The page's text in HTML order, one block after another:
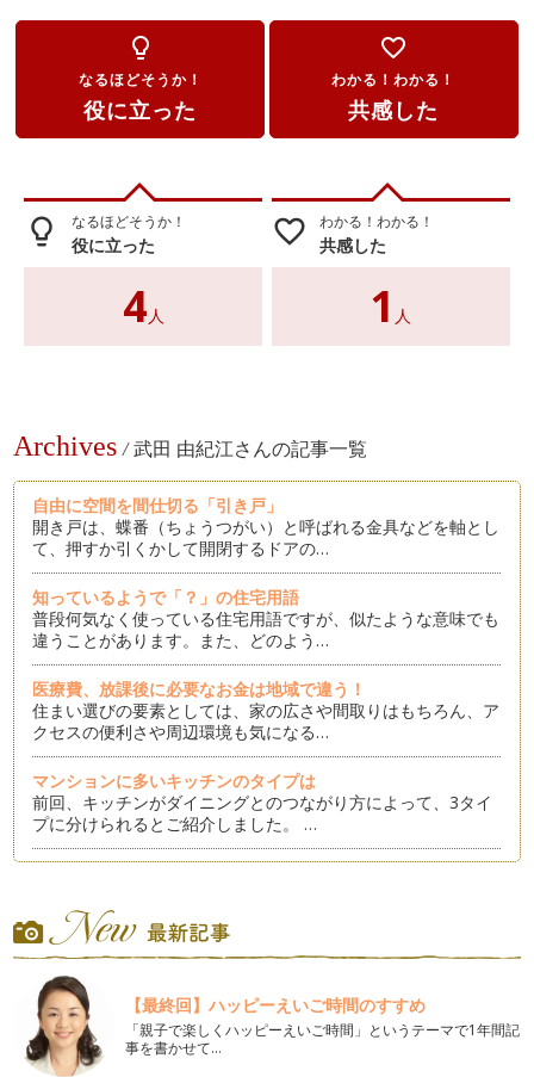
lightbulb_outline
なるほどそうか！
役に立った
favorite_border
わかる！わかる！
共感した
lightbulb_outline なるほどそうか！
役に立った
4 人
favorite_border わかる！わかる！
共感した
1 人
Archives / 武田 由紀江さんの記事一覧
自由に空間を間仕切る「引き戸」
開き戸は、蝶番（ちょうつがい）と呼ばれる金具などを軸とし
て、押すか引くかして開閉するドアの…
知っているようで「？」の住宅用語
普段何気なく使っている住宅用語ですが、似たような意味でも
違うことがあります。また、どのよう…
医療費、放課後に必要なお金は地域で違う！
住まい選びの要素としては、家の広さや間取りはもちろん、ア
クセスの便利さや周辺環境も気になる…
マンションに多いキッチンのタイプは
前回、キッチンがダイニングとのつながり方によって、3タイ
プに分けられるとご紹介しました。 …
想のキッチンのイメージは広がるもの…
LDKのスタイルでくつろぎ方が変わる！
L（リビング）・D（ダイニング）・K（キッチン）は家の中心
となる存在で、その広さや配置によ…
一戸建てを考えるときに気をつけたいこと
【最終回】ハッピーえいご時間のすすめ
「親子で楽しくハッピーえいご時間」というテーマで1年間記
事を書かせて…